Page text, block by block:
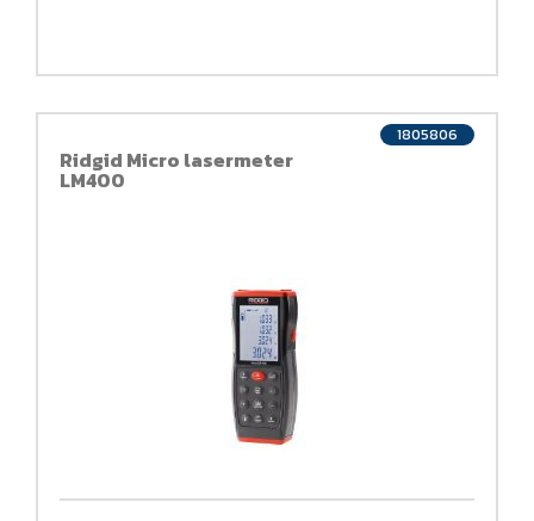
Ridgid Micro lasermeter
LM400
1805806